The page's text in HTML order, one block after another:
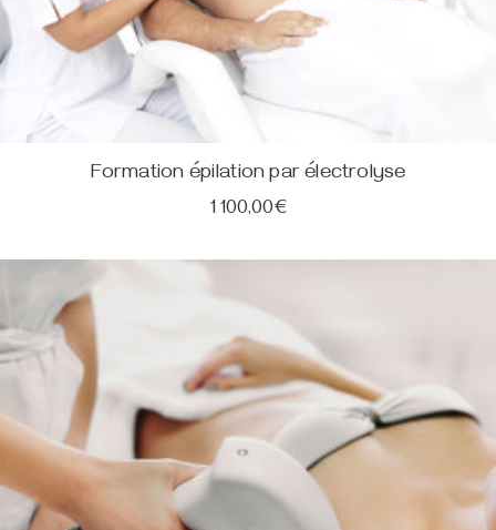
Formation épilation par électrolyse
1 100,00€